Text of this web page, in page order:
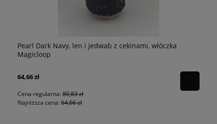
Pearl Dark Navy, len i jedwab z cekinami, włóczka
Magicloop
64,66 zł
Cena regularna: 80,83 zł
Najniższa cena: 64,66 zł